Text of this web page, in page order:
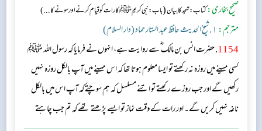
صحیح بخاری:کتاب: تہجد کا بیان(باب: نبی کریم ﷺ کا رات کو قیام کرنے اور سونے کا...)
مترجم: ١. شیخ الحدیث حافظ عبد الستار حماد (دار السلام)
1154 . حضرت انس بن مالک ؓ سے روایت ہے، انہوں نے فرمایا کہ رسول اللہ ﷺ
کسی مہینے میں روزہ نہ رکھتے تو ایسا معلوم ہوتا تھا کہ اس مہینے میں آپ بالکل روزہ نہیں
رکھیں گے اور جب روزے رکھتے تو اتنے مسلسل کہ ہم سوچتے کہ آپ اس میں بالکل
ناغہ نہیں کریں گے۔ اور رات کے وقت نماز تو ایسے پڑھتے تھے کہ تم جب چاہتے